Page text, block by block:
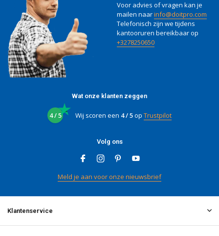
Voor advies of vragen kan je
mailen naarinfo@doitpro.com
Telefonisch zijn we tijdens
kantooruren bereikbaar op
+3278250650
Wat onze klanten zeggen
4 / 5 Wij scoren een 4 / 5op Trustpilot
Volg ons
Meld je aan voor onze nieuwsbrief
Klantenservice